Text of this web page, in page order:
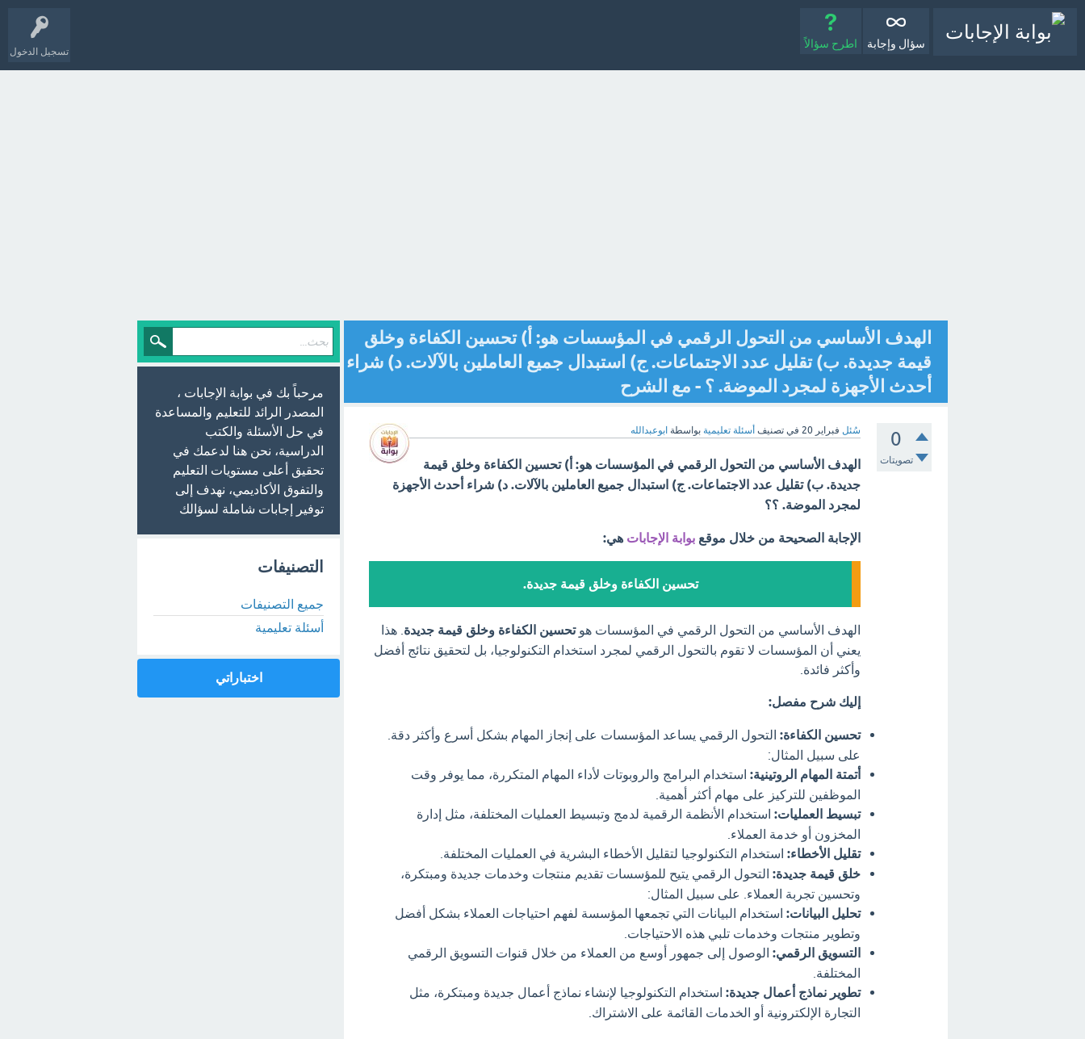
تسجيل الدخول
سؤال وإجابة اطرح سؤالاً
الهدف الأساسي من التحول الرقمي في المؤسسات هو: أ) تحسين الكفاءة وخلق
قيمة جديدة. ب) تقليل عدد الاجتماعات. ج) استبدال جميع العاملين بالآلات. د) شراء
أحدث الأجهزة لمجرد الموضة. ؟ - مع الشرح
0
تصويتات
سُئل فبراير 20 في تصنيف أسئلة تعليمية بواسطة ابوعبدالله
الهدف الأساسي من التحول الرقمي في المؤسسات هو: أ) تحسين الكفاءة وخلق قيمة
جديدة. ب) تقليل عدد الاجتماعات. ج) استبدال جميع العاملين بالآلات. د) شراء أحدث الأجهزة
لمجرد الموضة. ؟؟
الإجابة الصحيحة من خلال موقع بوابة الإجابات هي:
تحسين الكفاءة وخلق قيمة جديدة.
الهدف الأساسي من التحول الرقمي في المؤسسات هوتحسين الكفاءة وخلق قيمة جديدة . هذا
يعني أن المؤسسات لا تقوم بالتحول الرقمي لمجرد استخدام التكنولوجيا، بل لتحقيق نتائج أفضل
وأكثر فائدة.
إليك شرح مفصل:
تحسين الكفاءة: التحول الرقمي يساعد المؤسسات على إنجاز المهام بشكل أسرع وأكثر دقة.
على سبيل المثال:
أتمتة المهام الروتينية: استخدام البرامج والروبوتات لأداء المهام المتكررة، مما يوفر وقت
الموظفين للتركيز على مهام أكثر أهمية.
تبسيط العمليات: استخدام الأنظمة الرقمية لدمج وتبسيط العمليات المختلفة، مثل إدارة
المخزون أو خدمة العملاء.
تقليل الأخطاء: استخدام التكنولوجيا لتقليل الأخطاء البشرية في العمليات المختلفة.
خلق قيمة جديدة: التحول الرقمي يتيح للمؤسسات تقديم منتجات وخدمات جديدة ومبتكرة،
وتحسين تجربة العملاء. على سبيل المثال:
تحليل البيانات: استخدام البيانات التي تجمعها المؤسسة لفهم احتياجات العملاء بشكل أفضل
وتطوير منتجات وخدمات تلبي هذه الاحتياجات.
التسويق الرقمي: الوصول إلى جمهور أوسع من العملاء من خلال قنوات التسويق الرقمي
المختلفة.
تطوير نماذج أعمال جديدة: استخدام التكنولوجيا لإنشاء نماذج أعمال جديدة ومبتكرة، مثل
التجارة الإلكترونية أو الخدمات القائمة على الاشتراك.
مرحباً بك في بوابة الإجابات ،
المصدر الرائد للتعليم والمساعدة
في حل الأسئلة والكتب
الدراسية، نحن هنا لدعمك في
تحقيق أعلى مستويات التعليم
والتفوق الأكاديمي، نهدف إلى
توفير إجابات شاملة لسؤالك
التصنيفات
جميع التصنيفات
أسئلة تعليمية
اختباراتي